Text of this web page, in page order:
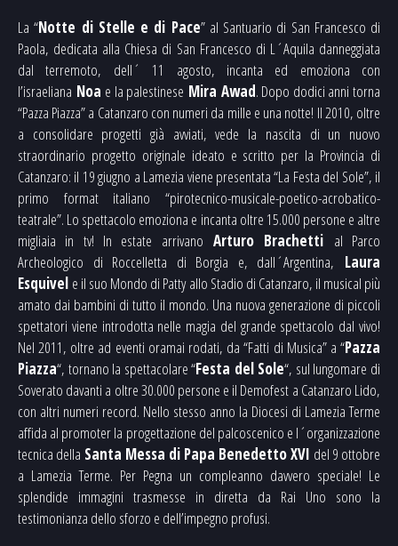
La “Notte di Stelle e di Pace” al Santuario di San Francesco di
Paola, dedicata alla Chiesa di San Francesco di L´Aquila danneggiata
dal terremoto, dell´ 11 agosto, incanta ed emoziona con
l’israeliana Noa e la palestinese Mira Awad. Dopo dodici anni torna
“Pazza Piazza” a Catanzaro con numeri da mille e una notte! Il 2010, oltre
a consolidare progetti già avviati, vede la nascita di un nuovo
straordinario progetto originale ideato e scritto per la Provincia di
Catanzaro: il 19 giugno a Lamezia viene presentata “La Festa del Sole”, il
primo format italiano “pirotecnico-musicale-poetico-acrobatico-
teatrale”. Lo spettacolo emoziona e incanta oltre 15.000 persone e altre
migliaia in tv! In estate arrivano Arturo Brachetti al Parco
Archeologico di Roccelletta di Borgia e, dall´Argentina, Laura
Esquivel e il suo Mondo di Patty allo Stadio di Catanzaro, il musical più
amato dai bambini di tutto il mondo. Una nuova generazione di piccoli
spettatori viene introdotta nelle magia del grande spettacolo dal vivo!
Nel 2011, oltre ad eventi oramai rodati, da “Fatti di Musica” a “Pazza
Piazza“, tornano la spettacolare “Festa del Sole“, sul lungomare di
Soverato davanti a oltre 30.000 persone e il Demofest a Catanzaro Lido,
con altri numeri record. Nello stesso anno la Diocesi di Lamezia Terme
affida al promoter la progettazione del palcoscenico e l´organizzazione
tecnica della Santa Messa di Papa Benedetto XVI del 9 ottobre
a Lamezia Terme. Per Pegna un compleanno davvero speciale! Le
splendide immagini trasmesse in diretta da Rai Uno sono la
testimonianza dello sforzo e dell’impegno profusi.